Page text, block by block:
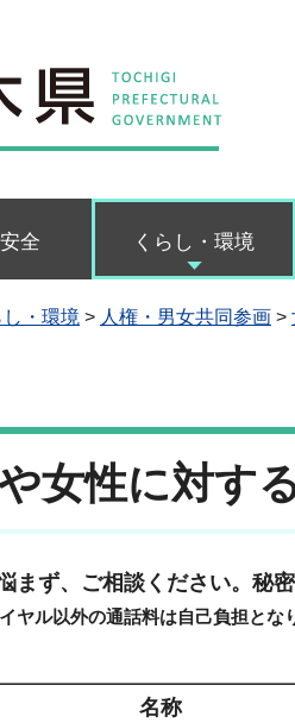
全 くらし・環境
し・環境 > 人権・男女共同参画 >
女性に対す
まず、ご相談ください。秘
ヤル以外の通話料は自己負担とな
名称